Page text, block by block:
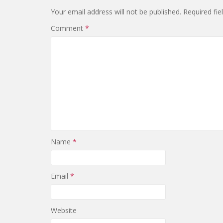
Your email address will not be published. Required
Comment *
Name *
Email *
Website